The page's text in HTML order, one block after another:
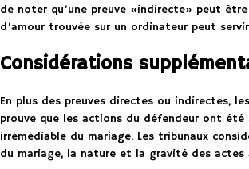
de noter qu’une preuve «indirecte» peut
d’amour trouvée sur un ordinateur peut
Considérations
En plus des preuves directes ou indirectes,
prouve que les actions du défendeur ont
irrémédiable du mariage. Les tribunaux
du mariage, la nature et la gravité des